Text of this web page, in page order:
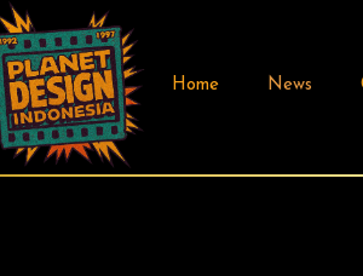
Home News